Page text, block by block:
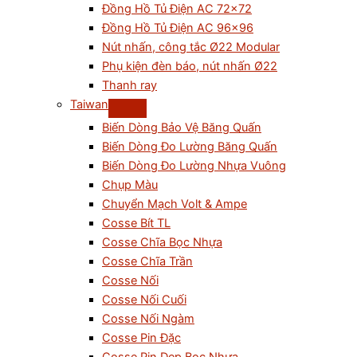
Đồng Hồ Tủ Điện AC 72×72
Đồng Hồ Tủ Điện AC 96×96
Nút nhấn, công tắc Ø22 Modular
Phụ kiện đèn báo, nút nhấn Ø22
Thanh ray
Taiwan
Biến Dòng Bảo Vệ Băng Quấn
Biến Dòng Đo Lường Băng Quấn
Biến Dòng Đo Lường Nhựa Vuông
Chụp Màu
Chuyển Mạch Volt & Ampe
Cosse Bít TL
Cosse Chĩa Bọc Nhựa
Cosse Chĩa Trần
Cosse Nối
Cosse Nối Cuối
Cosse Nối Ngàm
Cosse Pin Đặc